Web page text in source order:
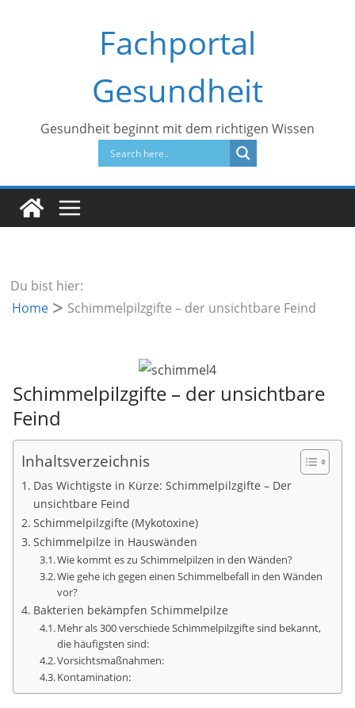
Fachportal
Gesundheit
Gesundheit beginnt mit dem richtigen Wissen
Du bist hier:
Home
Schimmelpilzgifte – der unsichtbare Feind
Schimmelpilzgifte – der unsichtbare
Feind
Inhaltsverzeichnis
Das Wichtigste in Kürze: Schimmelpilzgifte – Der
unsichtbare Feind
Schimmelpilzgifte (Mykotoxine)
Schimmelpilze in Hauswänden
Wie kommt es zu Schimmelpilzen in den Wänden?
Wie gehe ich gegen einen Schimmelbefall in den Wänden
vor?
Bakterien bekämpfen Schimmelpilze
Mehr als 300 verschiede Schimmelpilzgifte sind bekannt,
die häufigsten sind:
Vorsichtsmaßnahmen:
Kontamination: